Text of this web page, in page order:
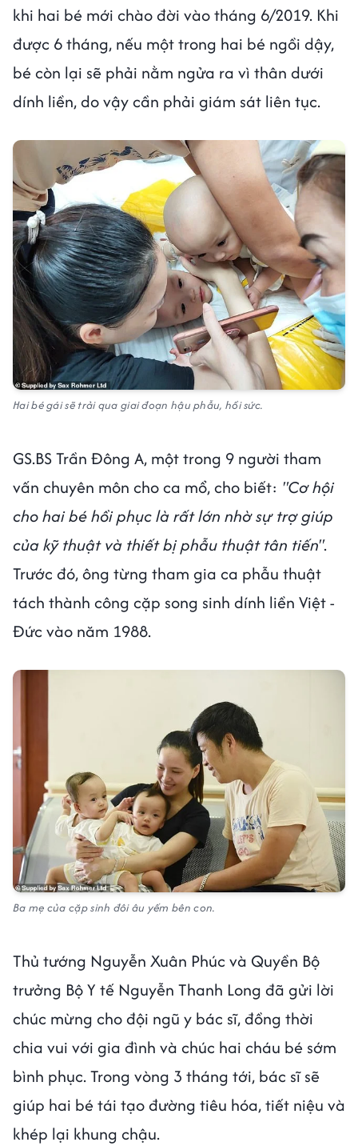
khi hai bé mới chào đời vào tháng 6/2019. Khi
được 6 tháng, nếu một trong hai bé ngồi dậy,
bé còn lại sẽ phải nằm ngửa ra vì thân dưới
dính liền, do vậy cần phải giám sát liên tục.
Hai bé gái sẽ trải qua giai đoạn hậu phẫu, hồi sức.
GS.BS Trần Đông A, một trong 9 người tham
vấn chuyên môn cho ca mổ, cho biết: "Cơ hội
cho hai bé hồi phục là rất lớn nhờ sự trợ giúp
của kỹ thuật và thiết bị phẫu thuật tân tiến".
Trước đó, ông từng tham gia ca phẫu thuật
tách thành công cặp song sinh dính liền Việt -
Đức vào năm 1988.
Ba mẹ của cặp sinh đôi âu yếm bên con.
Thủ tướng Nguyễn Xuân Phúc và Quyền Bộ
trưởng Bộ Y tế Nguyễn Thanh Long đã gửi lời
chúc mừng cho đội ngũ y bác sĩ, đồng thời
chia vui với gia đình và chúc hai cháu bé sớm
bình phục. Trong vòng 3 tháng tới, bác sĩ sẽ
giúp hai bé tái tạo đường tiêu hóa, tiết niệu và
khép lại khung chậu.